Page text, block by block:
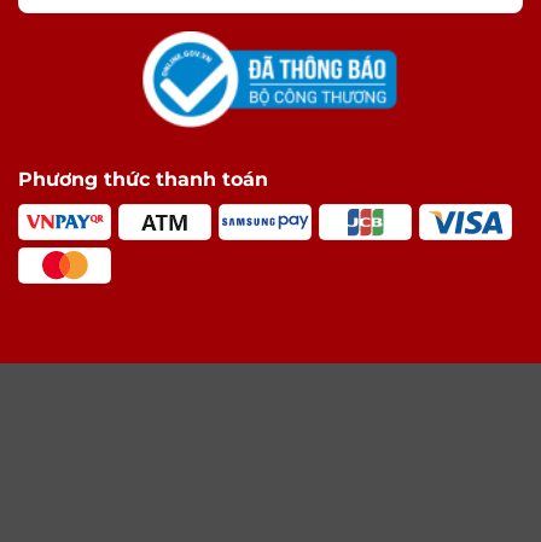
Phương thức thanh toán